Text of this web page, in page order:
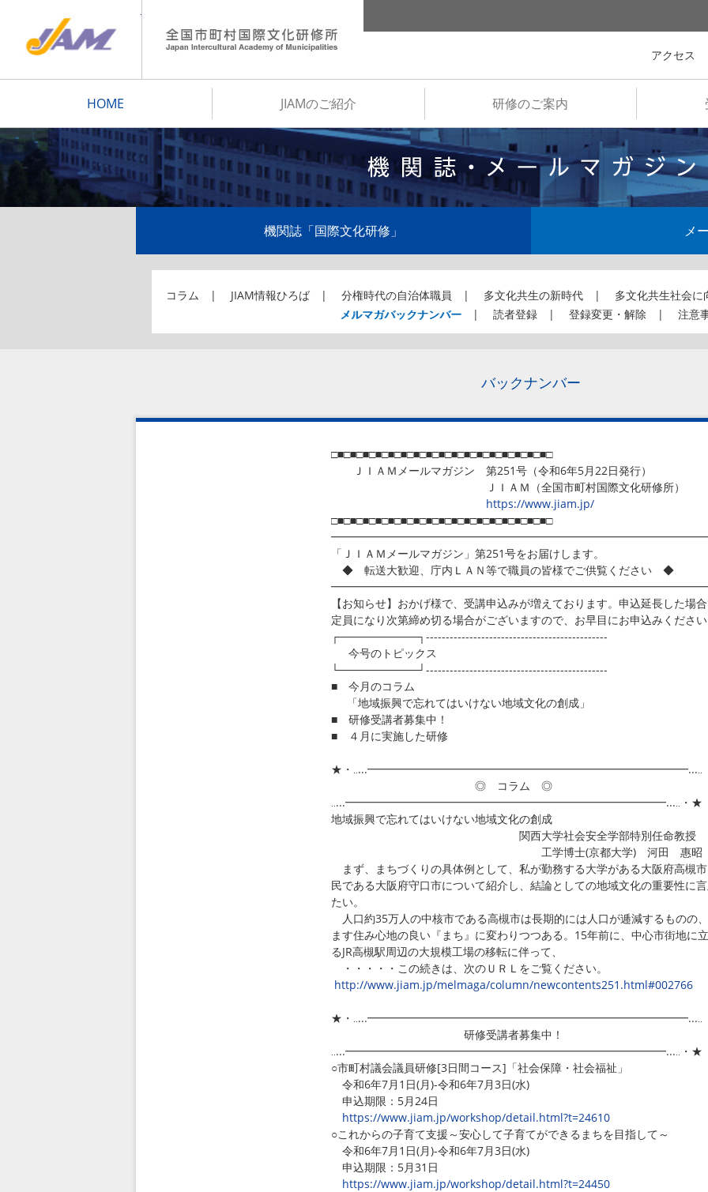
HOME JIAMのご紹介 研修のご案内
アクセス
機関誌「国際文化研修」 メ
コラム JIAM情報ひろば 分権時代の自治体職員 多文化共生の新時代
多文化共生社会に
メルマガバックナンバー
読者登録 登録変更・解除 注意
バックナンバー
□■□■□■□■□■□■□■□■□■□■□■□■□■□■□■□■□■□
ＪＩＡＭメールマガジン 第251号（令和6年5月22日発行）
ＪＩＡＭ（全国市町村国際文化研修所）
https://www.jiam.jp/
□■□■□■□■□■□■□■□■□■□■□■□■□■□■□■□■□■□
「ＪＩＡＭメールマガジン」第251号をお届けします。
◆ 転送大歓迎、庁内ＬＡＮ等で職員の皆様でご供覧ください ◆
【お知らせ】おかげ様で、受講申込みが増えております。申込延長した場
定員になり次第締め切る場合がございますので、お早目にお申込みくださ
┌──────────┐----------------------------------------------
今号のトピックス
└──────────┘----------------------------------------------
■ 今月のコラム
「地域振興で忘れてはいけない地域文化の創成」
■ 研修受講者募集中！
■ ４月に実施した研修
★・‥...━━━━━━━━━━━━━━━━━━━━━━━━━━━━━...‥
◎ コラム ◎
‥...━━━━━━━━━━━━━━━━━━━━━━━━━━━━━...‥・★
地域振興で忘れてはいけない地域文化の創成
関西大学社会安全学部特別任命教授
工学博士(京都大学) 河田 惠昭
まず、まちづくりの具体例として、私が勤務する大学がある大阪府高槻
民である大阪府守口市について紹介し、結論としての地域文化の重要性に
たい。
人口約35万人の中核市である高槻市は長期的には人口が逓減するものの
ます住み心地の良い『まち』に変わりつつある。15年前に、中心市街地に
るJR高槻駅周辺の大規模工場の移転に伴って、
・・・・・この続きは、次のＵＲＬをご覧ください。
http://www.jiam.jp/melmaga/column/newcontents251.html#002766
★・‥...━━━━━━━━━━━━━━━━━━━━━━━━━━━━━...‥
研修受講者募集中！
‥...━━━━━━━━━━━━━━━━━━━━━━━━━━━━━...‥・★
○市町村議会議員研修[3日間コース]「社会保障・社会福祉」
令和6年7月1日(月)-令和6年7月3日(水)
申込期限：5月24日
https://www.jiam.jp/workshop/detail.html?t=24610
○これからの子育て支援～安心して子育てができるまちを目指して～
令和6年7月1日(月)-令和6年7月3日(水)
申込期限：5月31日
https://www.jiam.jp/workshop/detail.html?t=24450